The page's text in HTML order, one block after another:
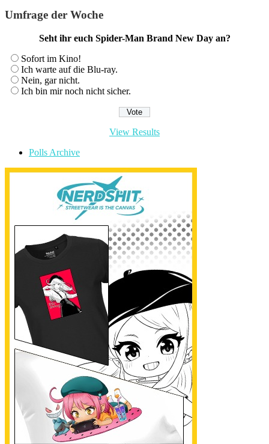
Umfrage der Woche
Seht ihr euch Spider-Man Brand New Day an?
Sofort im Kino!
Ich warte auf die Blu-ray.
Nein, gar nicht.
Ich bin mir noch nicht sicher.
View Results
Polls Archive